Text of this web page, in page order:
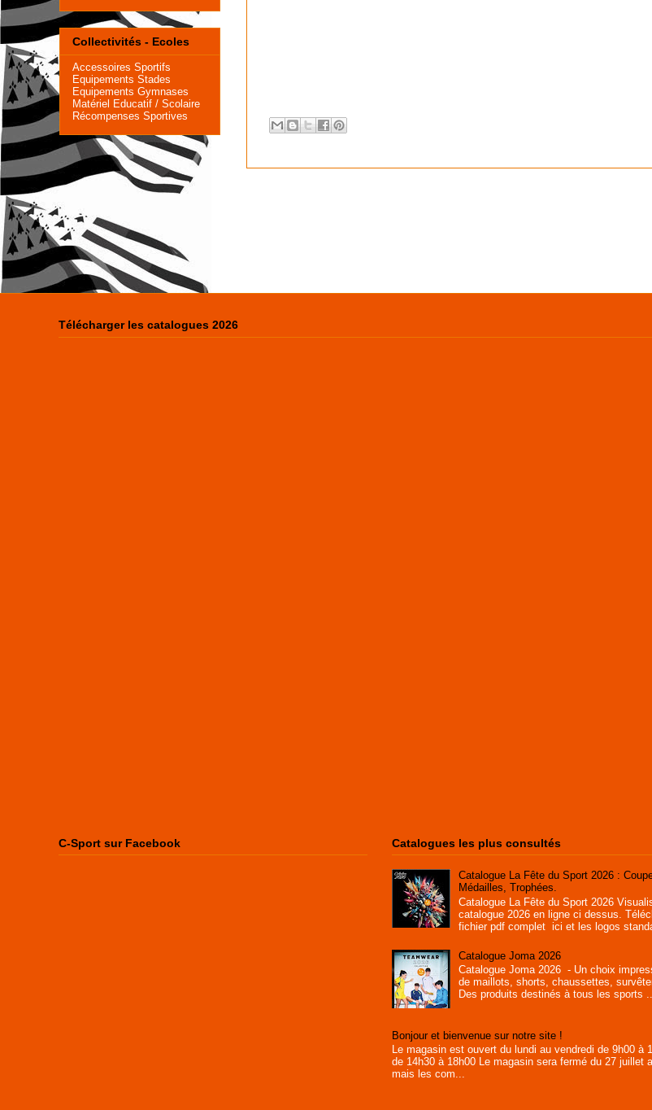
Collectivités - Ecoles
Accessoires Sportifs
Equipements Stades
Equipements Gymnases
Matériel Educatif / Scolaire
Récompenses Sportives
Télécharger les catalogues 2026
C-Sport sur Facebook Catalogues les plus consultés
Catalogue La Fête du Sport 2026 :
Médailles, Trophées.
Catalogue La Fête du Sport 2026
catalogue 2026 en ligne ci dessus.
fichier pdf complet ici et les logos
Catalogue Joma 2026
Catalogue Joma 2026 - Un choix
de maillots, shorts, chaussettes,
Des produits destinés à tous les sports
Bonjour et bienvenue sur notre site !
Le magasin est ouvert du lundi au vendredi de 9h00 à
de 14h30 à 18h00 Le magasin sera fermé du 27 juillet
mais les com...